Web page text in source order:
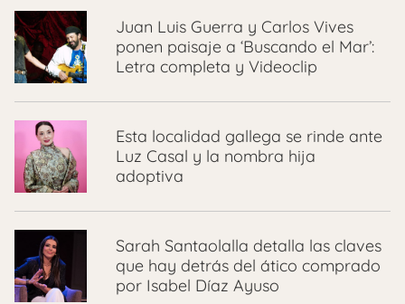
Juan Luis Guerra y Carlos Vives
ponen paisaje a ‘Buscando el Mar’:
Letra completa y Videoclip
Esta localidad gallega se rinde ante
Luz Casal y la nombra hija
adoptiva
Sarah Santaolalla detalla las claves
que hay detrás del ático comprado
por Isabel Díaz Ayuso